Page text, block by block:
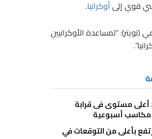
قوي إلىأوكرانيا.
(تويتر): “لمساعدة الأوكرانيين
مستوى فى قرابة
أسبوعية
بأعلى من التوقعات في